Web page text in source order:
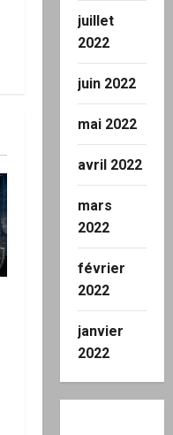
juillet
2022
juin 2022
mai 2022
avril 2022
mars
2022
février
2022
janvier
2022